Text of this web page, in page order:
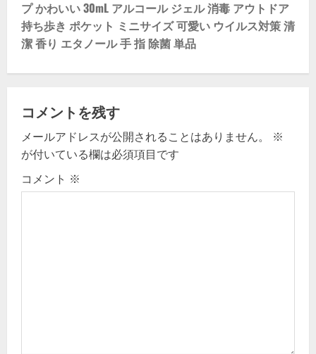
v
i
g
a
t
i
o
プ かわいい 30mL アルコール ジェル 消毒 アウトドア
持ち歩き ポケット ミニサイズ 可愛い ウイルス対策 清
潔 香り エタノール 手 指 除菌 単品
コメントを残す
メールアドレスが公開されることはありません。
※
が付いている欄は必須項目です
コメント ※